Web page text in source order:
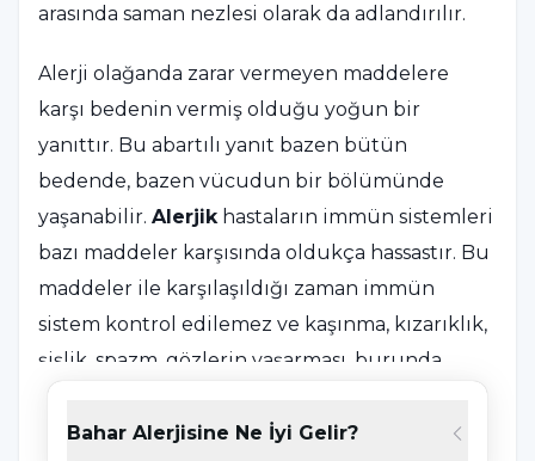
arasında saman nezlesi olarak da adlandırılır.
Alerji olağanda zarar vermeyen maddelere
karşı bedenin vermiş olduğu yoğun bir
yanıttır. Bu abartılı yanıt bazen bütün
bedende, bazen vücudun bir bölümünde
yaşanabilir. Alerjik hastaların immün sistemleri
bazı maddeler karşısında oldukça hassastır. Bu
maddeler ile karşılaşıldığı zaman immün
sistem kontrol edilemez ve kaşınma, kızarıklık,
şişlik, spazm, gözlerin yaşarması, burunda
akıntı gibi alerjik yakınmalar meydana gelir.
Alerjiyi başlatmakta olan madde alerjen olarak
Bahar Alerjisine Ne İyi Gelir?